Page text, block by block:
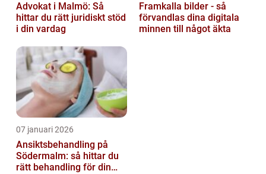
Advokat i Malmö: Så
hittar du rätt juridiskt stöd
i din vardag
Framkalla bilder - så
förvandlas dina digitala
minnen till något äkta
07 januari 2026
Ansiktsbehandling på
Södermalm: så hittar du
rätt behandling för din